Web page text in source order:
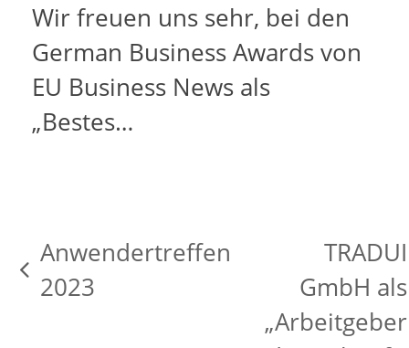
Wir freuen uns sehr, bei den
German Business Awards von
EU Business News als
„Bestes…
vorheriger
Anwendertreffen
2023
Nächster
TRADUI
GmbH als
„Arbeitgeber